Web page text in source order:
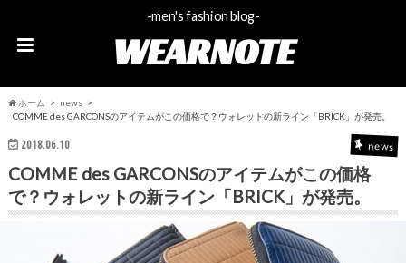
-men's fashion blog-
WEARNOTE
ホーム
news
COMME des GARCONSのアイテムがこの価格で？ウォレットの新ライン「BRICK」が発売。
2018.06.10 news
COMME des GARCONSのアイテムがこの価格
で？ウォレットの新ライン「BRICK」が発売。